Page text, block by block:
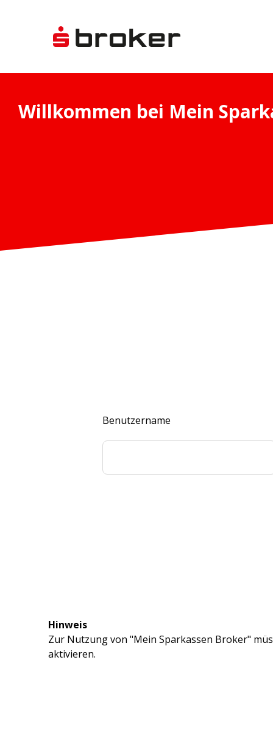
Benutzername
Hinweis
Zur Nutzung von "Mein Sparkassen Broker"
aktivieren.